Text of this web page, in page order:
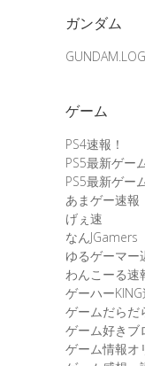
ガンダム
ゲーム
PS4速報！
PS5最新ゲー
PS5最新ゲー
あまゲー速報
げぇ速
なんJGamers
ゆるゲーマー
わんこーる速
ゲーハー
ゲームだらだ
ゲーム好きブ
ゲーム情報オ